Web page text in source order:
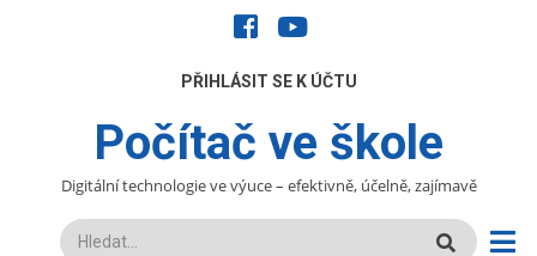
facebookyoutube
UŽIVATELÉPŘIHLÁSIT SE K ÚČTU
Počítač ve škole
Digitální technologie ve výuce – efektivně, účelně, zajímavě
Hledat